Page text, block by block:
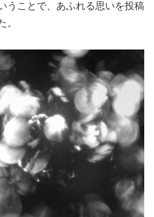
うことで、あふれる思いを投稿
。